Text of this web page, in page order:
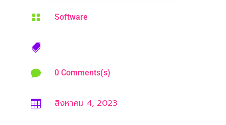
 Software

 0 Comments(s)
 สิงหาคม 4, 2023